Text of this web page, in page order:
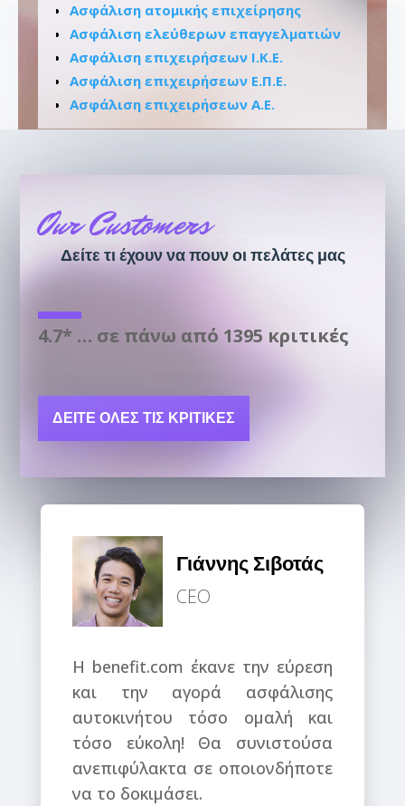
Ασφάλιση ατομικής επιχείρησης
Ασφάλιση ελεύθερων επαγγελματιών
Ασφάλιση επιχειρήσεων Ι.Κ.Ε.
Ασφάλιση επιχειρήσεων Ε.Π.Ε.
Ασφάλιση επιχειρήσεων Α.Ε.
Our Customers
Δείτε τι έχουν να πουν οι πελάτες μας
4.7* … σε πάνω από 1395 κριτικές
ΔΕΊΤΕ ΌΛΕΣ ΤΙΣ ΚΡΙΤΙΚΈΣ
Γιάννης Σιβοτάς
CEO
Η benefit.com έκανε την εύρεση
και την αγορά ασφάλισης
αυτοκινήτου τόσο ομαλή και
τόσο εύκολη! Θα συνιστούσα
ανεπιφύλακτα σε οποιονδήποτε
να το δοκιμάσει.